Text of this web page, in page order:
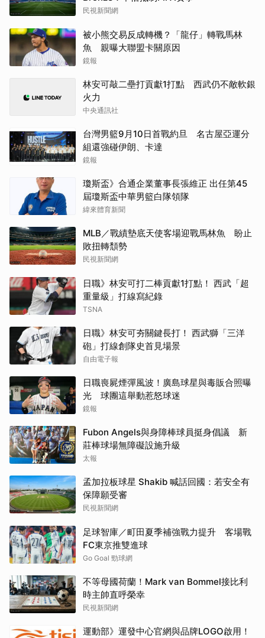
民視新聞網
被小熊交易反成轉機？「龍仔」轉戰馬林
魚 親曝大聯盟卡關原因
鏡報
林安可敲二壘打貢獻1打點 西武仍不敵軟銀
火力
中央通訊社
台灣男籃9月10日首戰約旦 名古屋亞運分
組還強碰伊朗、卡達
鏡報
瓊斯盃》合通企業董事長張維正 出任第45
屆瓊斯盃中華男籃白隊領隊
緯來體育新聞
MLB／戰績墊底天使客場迎戰馬林魚 盼止
敗扭轉頹勢
民視新聞網
日職》林安可打二棒貢獻1打點！ 西武「超
重量級」打線寫紀錄
TSNA
日職》林安可夯關鍵長打！ 西武獅「三洋
砲」打線創隊史首見場景
自由電子報
日職喪屍煙彈風波！廣島球星與毒販合照曝
光 球團這舉動惹怒球迷
鏡報
Fubon Angels與身障棒球員挺身倡議 新
莊棒球場無障礙設施升級
太報
孟加拉板球星 Shakib 喊話回國：若安全有
保障願受審
民視新聞網
足球智庫／町田夏季補強戰力提升 客場戰
FC東京推雙進球
Go Goal 勁球網
不等母國荷蘭！Mark van Bommel接比利
時主帥直呼榮幸
民視新聞網
運動部》運發中心官網與品牌LOGO啟用！